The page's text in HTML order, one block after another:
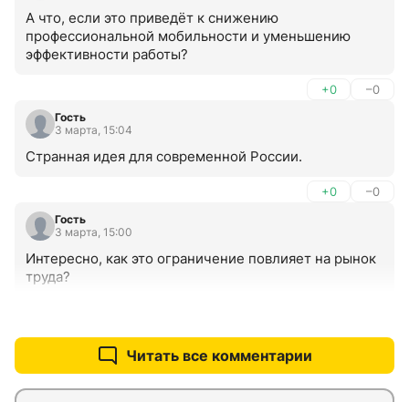
А что, если это приведёт к снижению
профессиональной мобильности и уменьшению
эффективности работы?
+0 –0
Гость
3 марта, 15:04
Странная идея для современной России.
+0 –0
Гость
3 марта, 15:00
Интересно, как это ограничение повлияет на рынок
труда?
Читать все комментарии